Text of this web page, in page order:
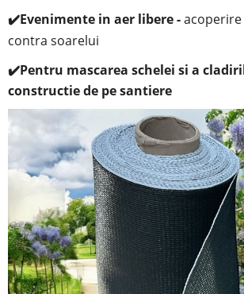
✔️Evenimente in aer libere -
contra soarelui
✔️Pentru mascarea schelei si a
constructie de pe santiere